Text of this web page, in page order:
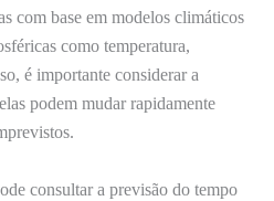
com base em modelos climáticos
como temperatura,
é importante considerar a
podem mudar rapidamente
consultar a previsão do tempo